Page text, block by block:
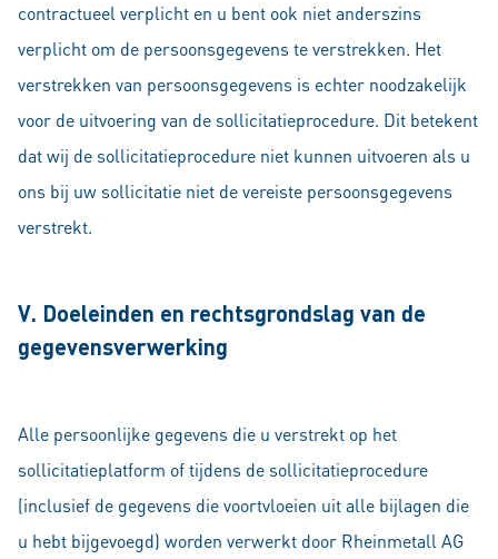
contractueel verplicht en u bent ook niet anderszins
verplicht om de persoonsgegevens te verstrekken. Het
verstrekken van persoonsgegevens is echter noodzakelijk
voor de uitvoering van de sollicitatieprocedure. Dit betekent
dat wij de sollicitatieprocedure niet kunnen uitvoeren als u
ons bij uw sollicitatie niet de vereiste persoonsgegevens
verstrekt.
V. Doeleinden en rechtsgrondslag van de
gegevensverwerking
Alle persoonlijke gegevens die u verstrekt op het
sollicitatieplatform of tijdens de sollicitatieprocedure
(inclusief de gegevens die voortvloeien uit alle bijlagen die
u hebt bijgevoegd) worden verwerkt door Rheinmetall AG